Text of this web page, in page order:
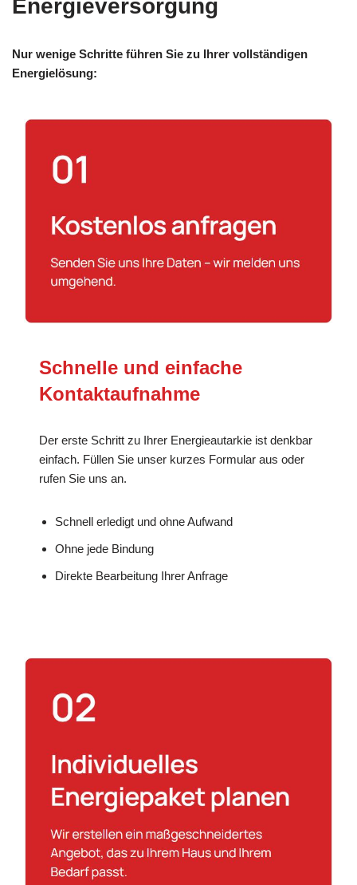
Energieversorgung
Nur wenige Schritte führen Sie zu Ihrer vollständigen
Energielösung:
Schnelle und einfache
Kontaktaufnahme
Der erste Schritt zu Ihrer Energieautarkie ist denkbar
einfach. Füllen Sie unser kurzes Formular aus oder
rufen Sie uns an.
Schnell erledigt und ohne Aufwand
Ohne jede Bindung
Direkte Bearbeitung Ihrer Anfrage